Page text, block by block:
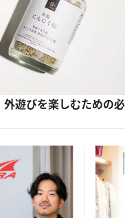
外遊びを楽しむための必